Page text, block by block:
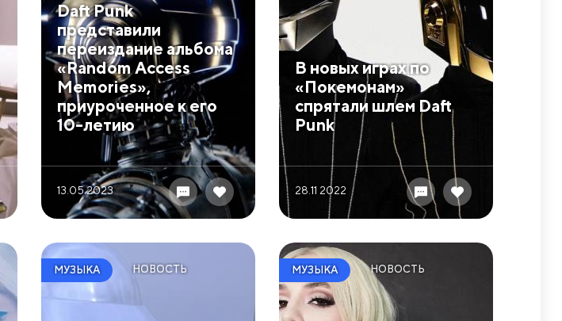
Daft Punk
представили
переиздание альбома
«Random Access
Memories»,
приуроченное к его
10-летию
13.05 2023
В новых играх по
«Покемонам»
спрятали шлем Daft
Punk
28.11 2022
МУЗЫКА НОВОСТЬ МУЗЫКА НОВОСТЬ